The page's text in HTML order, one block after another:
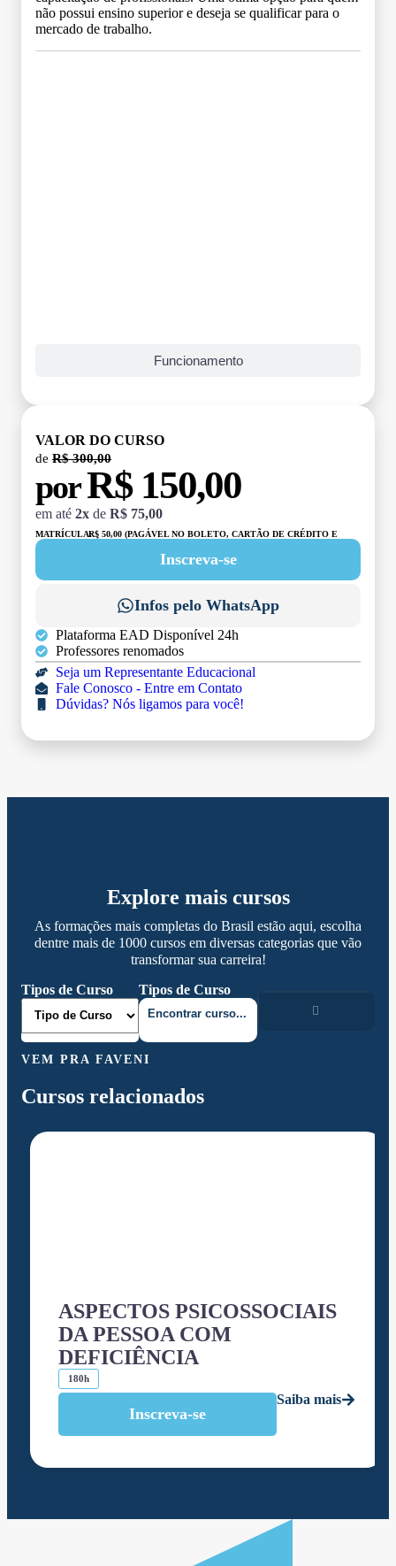
não possui ensino superior e deseja se qualificar para o
mercado de trabalho.
Funcionamento
VALOR DO CURSO
de R$ 300,00
porR$ 150,00
em até 2x de R$ 75,00
MATRÍCULA:R$ 50,00 (PAGÁVEL NO BOLETO, CARTÃO DE CRÉDITO E
Inscreva-se
Infos pelo WhatsApp
Plataforma EAD Disponível 24h
Professores renomados
Seja um Representante Educacional
Fale Conosco - Entre em Contato
Dúvidas? Nós ligamos para você!
Explore mais cursos
As formações mais completas do Brasil estão aqui, escolha
dentre mais de 1000 cursos em diversas categorias que vão
transformar sua carreira!
Tipos de Curso
Tipos de Curso
VEM PRA FAVENI
Cursos relacionados
ASPECTOS PSICOSSOCIAIS
DA PESSOA COM
DEFICIÊNCIA
180h
Inscreva-se
Saiba mais